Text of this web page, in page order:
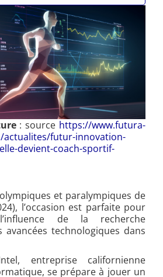
: source https://www.futura-
actualites/futur-innovation-
devient-coach-sportif-
et paralympiques de
l’occasion est parfaite pour
de la recherche
technologiques dans
entreprise californienne
se prépare à jouer un